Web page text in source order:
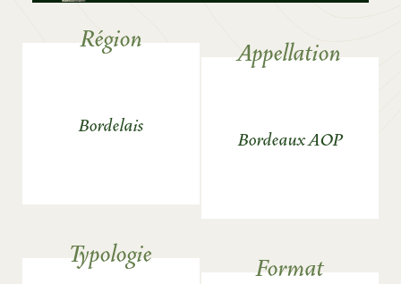
Région
Bordelais
Appellation
Bordeaux AOP
Typologie Format